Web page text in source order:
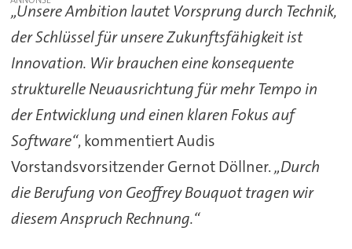
„Unsere Ambition lautet Vorsprung durch Technik,
der Schlüssel für unsere Zukunftsfähigkeit ist
Innovation. Wir brauchen eine konsequente
strukturelle Neuausrichtung für mehr Tempo in
der Entwicklung und einen klaren Fokus auf
Software“, kommentiert Audis
Vorstandsvorsitzender Gernot Döllner.„Durch
die Berufung von Geoffrey Bouquot tragen wir
diesem Anspruch Rechnung.“